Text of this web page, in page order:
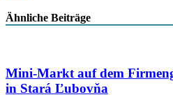
Ähnliche Beiträge
Mini-Markt auf dem
in Stará Ľubovňa